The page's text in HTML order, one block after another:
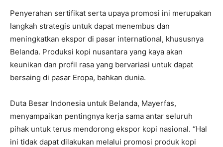
Penyerahan sertifikat serta upaya promosi ini merupakan
langkah strategis untuk dapat menembus dan
meningkatkan ekspor di pasar international, khususnya
Belanda. Produksi kopi nusantara yang kaya akan
keunikan dan profil rasa yang bervariasi untuk dapat
bersaing di pasar Eropa, bahkan dunia.
Duta Besar Indonesia untuk Belanda, Mayerfas,
menyampaikan pentingnya kerja sama antar seluruh
pihak untuk terus mendorong ekspor kopi nasional. “Hal
ini tidak dapat dilakukan melalui promosi produk kopi